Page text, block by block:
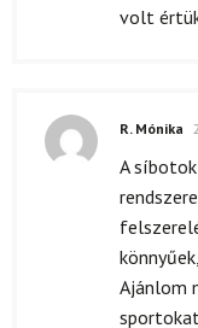
volt
R. Mónika
A
Ajánlom